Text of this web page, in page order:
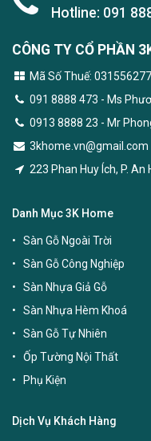
Hotline: 091
CÔNG TY CỔ PHẦN
Mã Số Thuế:
091 8888 473 - Ms
0913 8888 23 - Mr
3khome.vn@gmail.com
223 Phan Huy Ích, P. An
Danh Mục 3K Home
Sàn Gỗ Ngoài Trời
Sàn Gỗ Công Nghiệp
Sàn Nhựa Giả Gỗ
Sàn Nhựa Hèm Khoá
Sàn Gỗ Tự Nhiên
Ốp Tường Nội Thất
Phụ Kiện
Dịch Vụ Khách Hàng